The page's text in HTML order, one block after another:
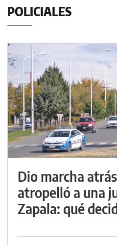
POLICIALES
Dio marcha
atropelló a una
Zapala: qué